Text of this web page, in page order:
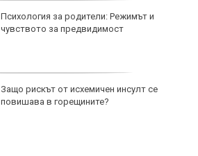
Психология за родители: Режимът и
чувството за предвидимост
Защо рискът от исхемичен инсулт се
повишава в горещините?